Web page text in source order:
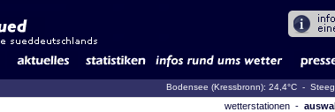
Bodensee (Kressbronn): 24,4°C -
wetterstationen -